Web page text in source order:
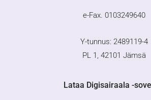
e-Fax. 0103249640
Y-tunnus: 2489119-4
PL 1, 42101 Jämsä
Lataa Digisairaala -